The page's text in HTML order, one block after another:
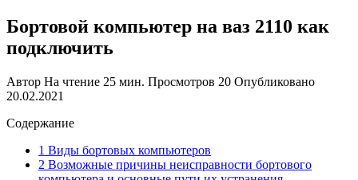
Бортовой компьютер на ваз 2110 как
подключить
Автор На чтение 25 мин. Просмотров 20 Опубликовано
20.02.2021
Содержание
1 Виды бортовых компьютеров
2 Возможные причины неисправности бортового